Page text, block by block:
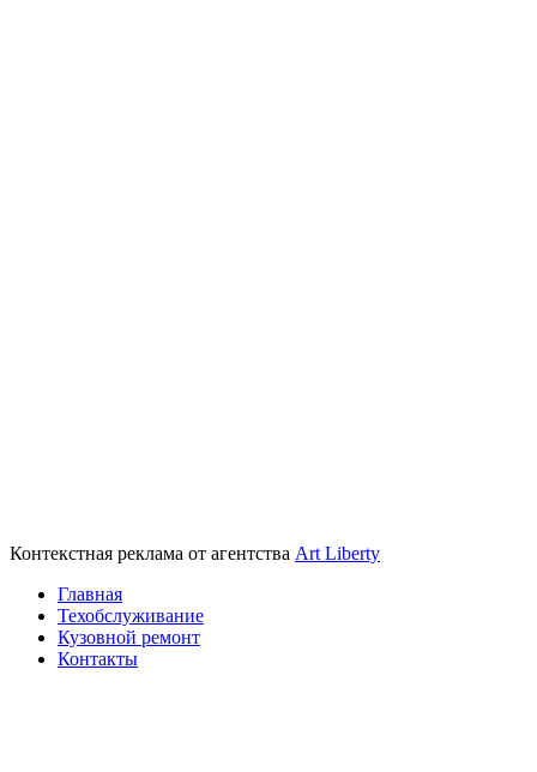
Контекстная реклама от агентства Art Liberty
Главная
Техобслуживание
Кузовной ремонт
Контакты